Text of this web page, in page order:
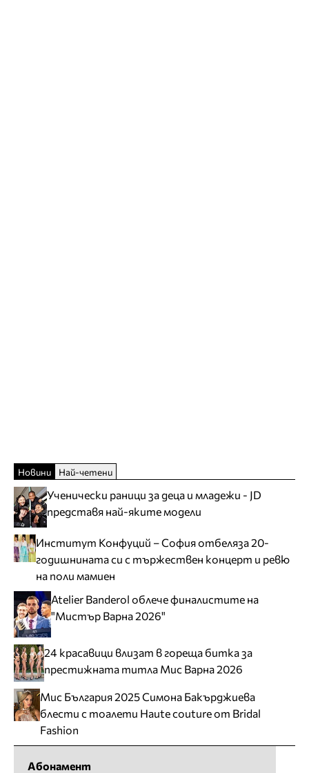
Новини Най-четени
Ученически раници за деца и младежи - JD
представя най-яките модели
Институт Конфуций – София отбеляза 20-
годишнината си с тържествен концерт и ревю
на поли мамиен
Atelier Banderol облече финалистите на
"Мистър Варна 2026"
24 красавици влизат в гореща битка за
престижната титла Мис Варна 2026
Мис България 2025 Симона Бакърджиева
блести с тоалети Haute couture от Bridal
Fashion
Абонамент